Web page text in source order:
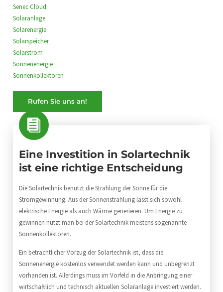
Senec Cloud
Solaranlage
Solarenergie
Solarspeicher
Solarstrom
Sonnenenergie
Sonnenkollektoren
Rufen Sie uns an!
Eine Investition in Solartechnik
ist eine richtige Entscheidung
Die Solartechnik benutzt die Strahlung der Sonne für die
Stromgewinnung. Aus der Sonnenstrahlung lässt sich sowohl
elektrische Energie als auch Wärme generieren. Um Energie zu
gewinnen nutzt man bei der Solartechnik meistens sogenannte
Sonnenkollektoren.
Ein beträchtlicher Vorzug der Solartechnik ist, dass die
Sonnenenergie kostenlos verwendet werden kann und unbegrenzt
vorhanden ist. Allerdings muss im Vorfeld in die Anbringung einer
wirtschaftlich und technisch aktuellen Solaranlage investiert werden.